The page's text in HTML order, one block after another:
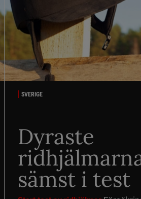
SVERIGE
Dyraste
sämst i test